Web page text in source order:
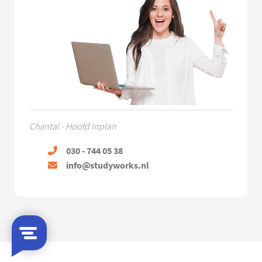
Chantal - Hoofd Inplan
030 - 744 05 38
info@studyworks.nl